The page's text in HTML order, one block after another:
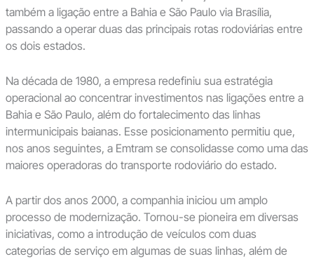
também a ligação entre a Bahia e São Paulo via Brasília,
passando a operar duas das principais rotas rodoviárias entre
os dois estados.
Na década de 1980, a empresa redefiniu sua estratégia
operacional ao concentrar investimentos nas ligações entre a
Bahia e São Paulo, além do fortalecimento das linhas
intermunicipais baianas. Esse posicionamento permitiu que,
nos anos seguintes, a Emtram se consolidasse como uma das
maiores operadoras do transporte rodoviário do estado.
A partir dos anos 2000, a companhia iniciou um amplo
processo de modernização. Tornou-se pioneira em diversas
iniciativas, como a introdução de veículos com duas
categorias de serviço em algumas de suas linhas, além de